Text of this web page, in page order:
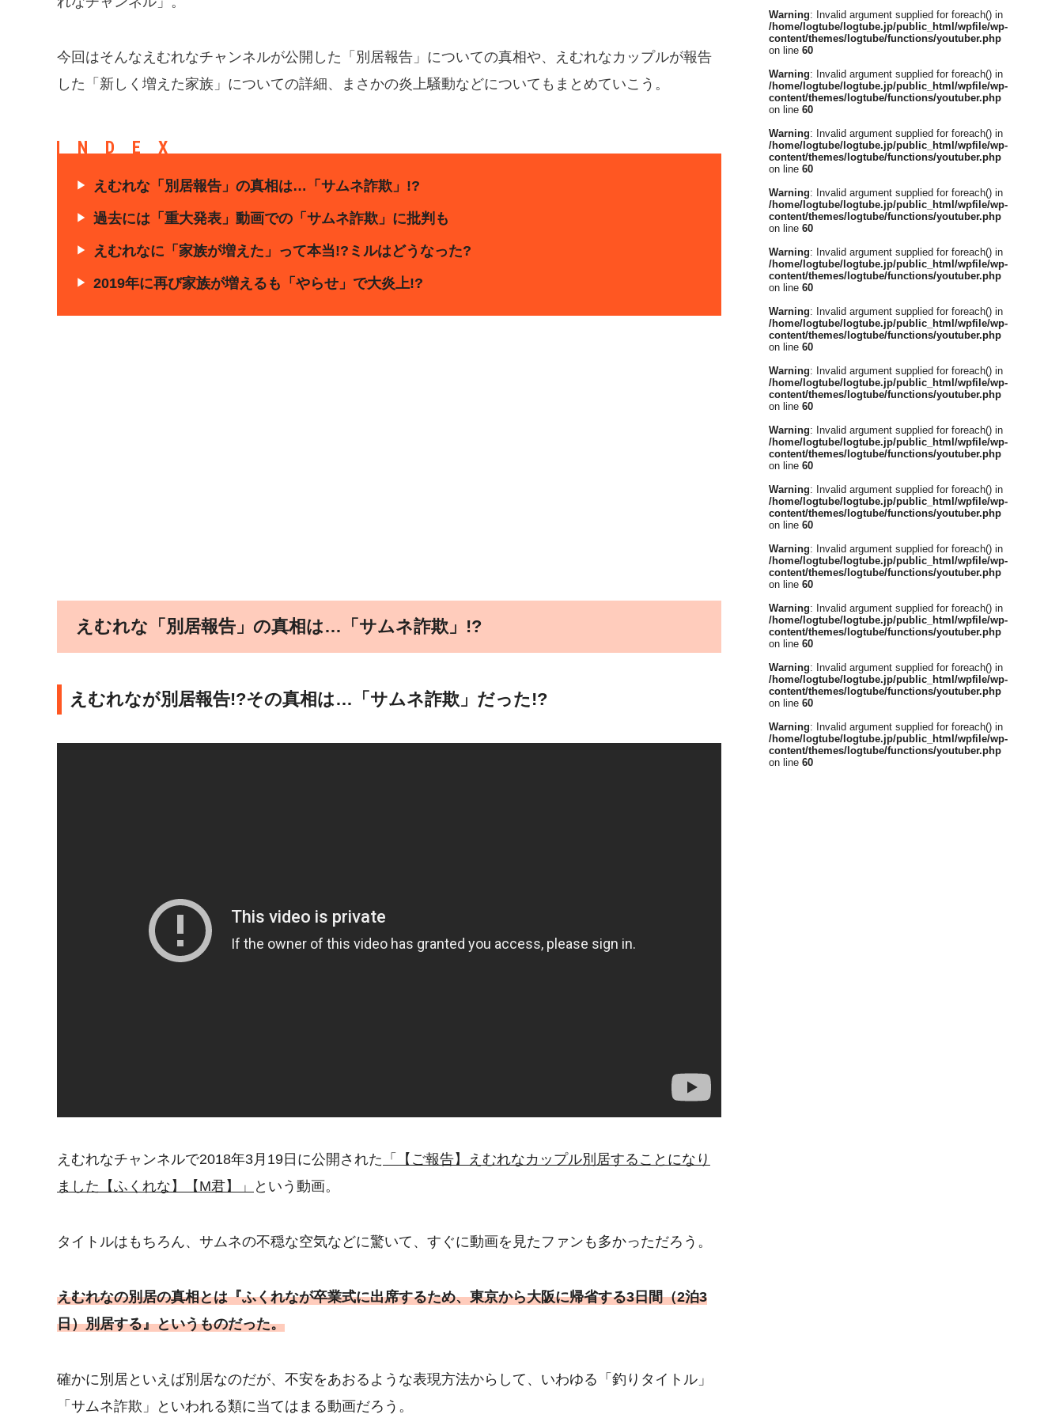
今回はそんなえむれなチャンネルが公開した「別居報告」についての真相や、えむれなカップルが報告
した「新しく増えた家族」についての詳細、まさかの炎上騒動などについてもまとめていこう。
INDEX
えむれな「別居報告」の真相は…「サムネ詐欺」!?
過去には「重大発表」動画での「サムネ詐欺」に批判も
えむれなに「家族が増えた」って本当!?ミルはどうなった?
2019年に再び家族が増えるも「やらせ」で大炎上!?
えむれな「別居報告」の真相は…「サムネ詐欺」!?
えむれなが別居報告!?その真相は…「サムネ詐欺」だった!?
えむれなチャンネルで2018年3月19日に公開された 「【ご報告】えむれなカップル別居することになり
ました【ふくれな】【M君】」
という動画。
タイトルはもちろん、サムネの不穏な空気などに驚いて、すぐに動画を見たファンも多かっただろう。
えむれなの別居の真相とは『ふくれなが卒業式に出席するため、東京から大阪に帰省する3日間（2泊3
日）別居する』というものだった。
確かに別居といえば別居なのだが、不安をあおるような表現方法からして、いわゆる「釣りタイトル」
「サムネ詐欺」といわれる類に当てはまる動画だろう。
Warning: Invalid argument supplied for foreach() in
/home/logtube/logtube.jp/public_html/wpfile/wp-
content/themes/logtube/functions/youtuber.php
on line 60
Warning: Invalid argument supplied for foreach() in
/home/logtube/logtube.jp/public_html/wpfile/wp-
content/themes/logtube/functions/youtuber.php
on line 60
Warning: Invalid argument supplied for foreach() in
/home/logtube/logtube.jp/public_html/wpfile/wp-
content/themes/logtube/functions/youtuber.php
on line 60
Warning: Invalid argument supplied for foreach() in
/home/logtube/logtube.jp/public_html/wpfile/wp-
content/themes/logtube/functions/youtuber.php
on line 60
Warning: Invalid argument supplied for foreach() in
/home/logtube/logtube.jp/public_html/wpfile/wp-
content/themes/logtube/functions/youtuber.php
on line 60
Warning: Invalid argument supplied for foreach() in
/home/logtube/logtube.jp/public_html/wpfile/wp-
content/themes/logtube/functions/youtuber.php
on line 60
Warning: Invalid argument supplied for foreach() in
/home/logtube/logtube.jp/public_html/wpfile/wp-
content/themes/logtube/functions/youtuber.php
on line 60
Warning: Invalid argument supplied for foreach() in
/home/logtube/logtube.jp/public_html/wpfile/wp-
content/themes/logtube/functions/youtuber.php
on line 60
Warning: Invalid argument supplied for foreach() in
/home/logtube/logtube.jp/public_html/wpfile/wp-
content/themes/logtube/functions/youtuber.php
on line 60
Warning: Invalid argument supplied for foreach() in
/home/logtube/logtube.jp/public_html/wpfile/wp-
content/themes/logtube/functions/youtuber.php
on line 60
Warning: Invalid argument supplied for foreach() in
/home/logtube/logtube.jp/public_html/wpfile/wp-
content/themes/logtube/functions/youtuber.php
on line 60
Warning: Invalid argument supplied for foreach() in
/home/logtube/logtube.jp/public_html/wpfile/wp-
content/themes/logtube/functions/youtuber.php
on line 60
Warning: Invalid argument supplied for foreach() in
/home/logtube/logtube.jp/public_html/wpfile/wp-
content/themes/logtube/functions/youtuber.php
on line 60